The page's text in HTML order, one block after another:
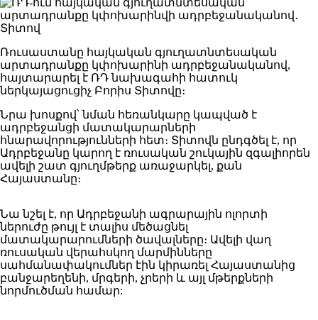
Ռուսաստանը հայկական գյուղատնտեսական
արտադրանքը կփոխարինի ադրբեջանականով,
հայտարարել է ՌԴ նախագահի հատուկ
ներկայացուցիչ Բորիս Տիտովը։
Նրա խոսքով՝ նման հեռանկարը կապված է
ադրբեջանցի մատակարարների
հնարավորությունների հետ։ Տիտովն ընդգծել է, որ
Ադրբեջանը կարող է ռուսական շուկային զգալիորեն
ավելի շատ գյուղմթերք առաջարկել, քան
Հայաստանը։
Նա նշել է, որ Ադրբեջանի ագրարային ոլորտի
ներուժը թույլ է տալիս մեծացնել
մատակարարումների ծավալները։ Ավելի վաղ
ռուսական վերահսկող մարմինները
սահմանափակումներ էին կիրառել Հայաստանից
բանջարեղենի, մրգերի, չրերի և այլ մթերքների
նորմուծման համար: